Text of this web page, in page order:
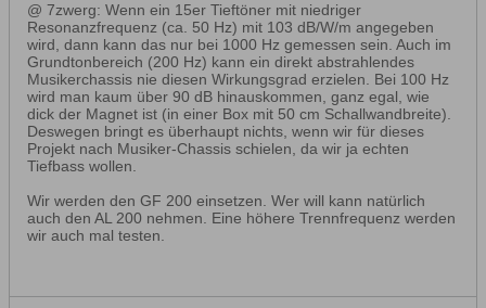
@ 7zwerg: Wenn ein 15er Tieftöner mit niedriger
Resonanzfrequenz (ca. 50 Hz) mit 103 dB/W/m angegeben
wird, dann kann das nur bei 1000 Hz gemessen sein. Auch im
Grundtonbereich (200 Hz) kann ein direkt abstrahlendes
Musikerchassis nie diesen Wirkungsgrad erzielen. Bei 100 Hz
wird man kaum über 90 dB hinauskommen, ganz egal, wie
dick der Magnet ist (in einer Box mit 50 cm Schallwandbreite).
Deswegen bringt es überhaupt nichts, wenn wir für dieses
Projekt nach Musiker-Chassis schielen, da wir ja echten
Tiefbass wollen.
Wir werden den GF 200 einsetzen. Wer will kann natürlich
auch den AL 200 nehmen. Eine höhere Trennfrequenz werden
wir auch mal testen.